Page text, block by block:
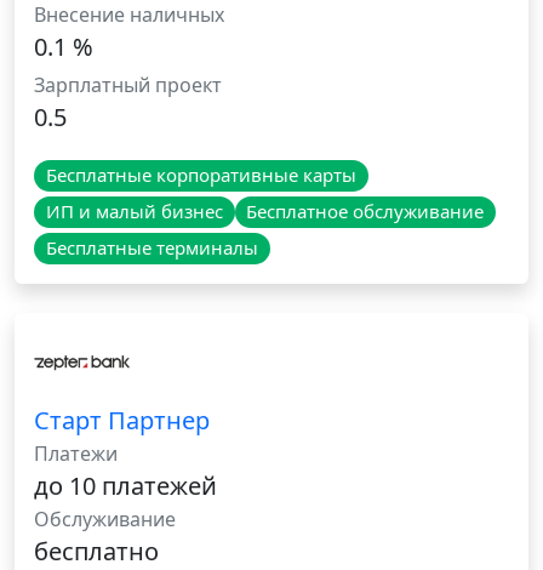
Внесение наличных
0.1 %
Зарплатный проект
0.5
Бесплатные корпоративные карты
ИП и малый бизнес
Бесплатное обслуживание
Бесплатные терминалы
Старт Партнер
Платежи
до 10 платежей
Обслуживание
бесплатно